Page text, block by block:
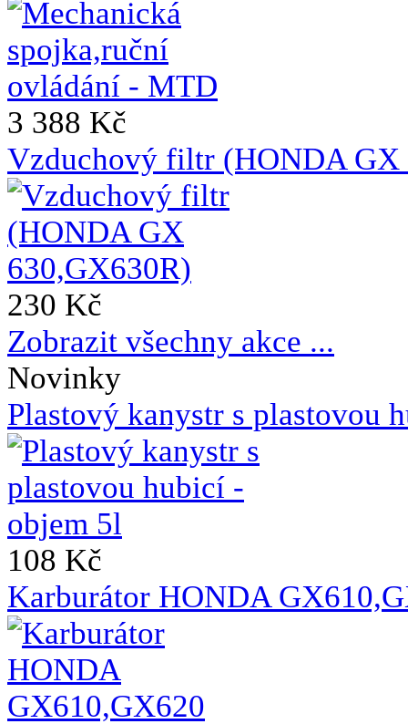
3 388 Kč
Vzduchový filtr (HONDA GX
230 Kč
Zobrazit všechny akce ...
Novinky
Plastový kanystr s plastovou
108 Kč
Karburátor HONDA